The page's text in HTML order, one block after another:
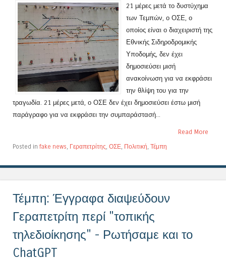
21 μέρες μετά το δυστύχημα
των Τεμπών, ο ΟΣΕ, ο
οποίος είναι ο διαχειριστή της
Εθνικής Σιδηροδρομικής
Υποδομής, δεν έχει
δημοσιεύσει μισή
ανακοίνωση για να εκφράσει
την θλίψη του για την
τραγωδία. 21 μέρες μετά, ο ΟΣΕ δεν έχει δημοσιεύσει έστω μισή
παράγραφο για να εκφράσει την συμπαράστασή...
Read More
Posted in fake news, Γεραπετρίτης, ΟΣΕ, Πολιτική, Τέμπη
Τέμπη: Έγγραφα διαψεύδουν
Γεραπετρίτη περί "τοπικής
τηλεδιοίκησης" - Ρωτήσαμε και το
ChatGPT